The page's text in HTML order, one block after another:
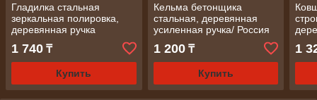
Гладилка стальная
зеркальная полировка,
деревянная ручка
1 740 ₸
Купить
Кельма бетонщика
стальная, деревянная
усиленная ручка/ Россия
1 200₸
Купить
1